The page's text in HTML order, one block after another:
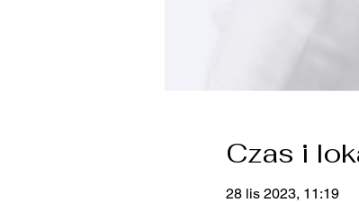
Czas i
28 lis 2023, 11:19